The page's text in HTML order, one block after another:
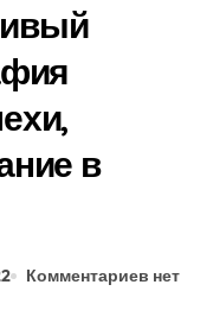
в
Комментариев нет